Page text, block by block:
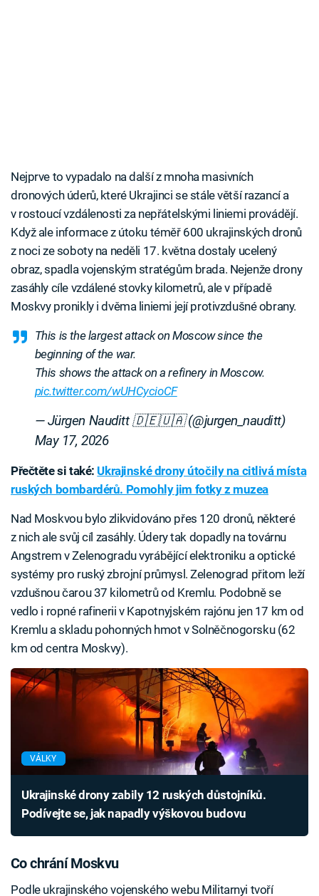
Nejprve to vypadalo na další z mnoha masivních
dronových úderů, které Ukrajinci se stále větší razancí a
v rostoucí vzdálenosti za nepřátelskými liniemi provádějí.
Když ale informace z útoku téměř 600 ukrajinských dronů
z noci ze soboty na neděli 17. května dostaly ucelený
obraz, spadla vojenským stratégům brada. Nejenže drony
zasáhly cíle vzdálené stovky kilometrů, ale v případě
Moskvy pronikly i dvěma liniemi její protivzdušné obrany.
This is the largest attack on Moscow since the
beginning of the war.
This shows the attack on a refinery in Moscow.
pic.twitter.com/wUHCycioCF
— Jürgen Nauditt 🇩🇪🇺🇦 (@jurgen_nauditt)
May 17, 2026
Přečtěte si také: Ukrajinské drony útočily na citlivá místa
ruských bombardérů. Pomohly jim fotky z muzea
Nad Moskvou bylo zlikvidováno přes 120 dronů, některé
z nich ale svůj cíl zasáhly. Údery tak dopadly na továrnu
Angstrem v Zelenogradu vyrábějící elektroniku a optické
systémy pro ruský zbrojní průmysl. Zelenograd přitom leží
vzdušnou čarou 37 kilometrů od Kremlu. Podobně se
vedlo i ropné rafinerii v Kapotnyjském rajónu jen 17 km od
Kremlu a skladu pohonných hmot v Solněčnogorsku (62
km od centra Moskvy).
VÁLKY
Ukrajinské drony zabily 12 ruských důstojníků.
Podívejte se, jak napadly výškovou budovu
Co chrání Moskvu
Podle ukrajinského vojenského webu Militarnyi tvoří